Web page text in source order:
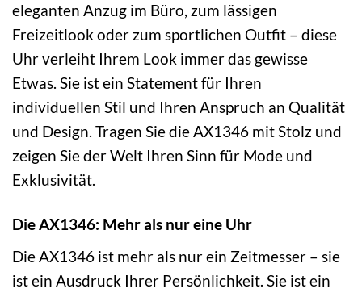
eleganten Anzug im Büro, zum lässigen
Freizeitlook oder zum sportlichen Outfit – diese
Uhr verleiht Ihrem Look immer das gewisse
Etwas. Sie ist ein Statement für Ihren
individuellen Stil und Ihren Anspruch an Qualität
und Design. Tragen Sie die AX1346 mit Stolz und
zeigen Sie der Welt Ihren Sinn für Mode und
Exklusivität.
Die AX1346: Mehr als nur eine Uhr
Die AX1346 ist mehr als nur ein Zeitmesser – sie
ist ein Ausdruck Ihrer Persönlichkeit. Sie ist ein